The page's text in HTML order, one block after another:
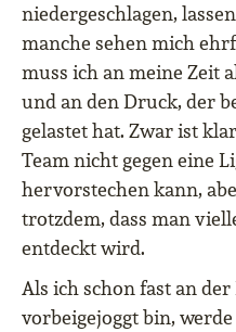
niedergeschlagen,
manche sehen mich
muss ich an meine Zeit
und an den Druck, der
gelastet hat. Zwar ist
Team nicht gegen eine
hervorstechen kann,
trotzdem, dass man
entdeckt wird.
Als ich schon fast an
vorbeigejoggt bin,